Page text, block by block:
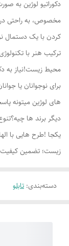
دکوراتیو لوژین به
مخصوص، به راحتی
کردن با یک دستمال
ترکیب هنر با
محیط زیست!نیاز به
برای نوجوانان یا
های لوژين میتونه
دیگر برند ها
یکجا !طرح هایی با
زیست؛ تضمین کیفیت
دسته‌بندی: تابلو